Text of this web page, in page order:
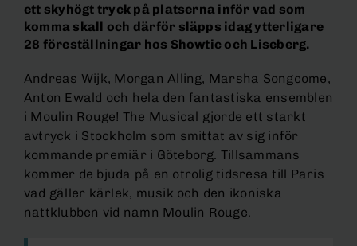
ett skyhögt tryck på platserna inför vad som
komma skall och därför släpps idag ytterligare
28 föreställningar hos Showtic och Liseberg.
Andreas Wijk, Morgan Alling, Marsha Songcome,
Anton Ewald och hela den fantastiska ensemblen
i Moulin Rouge! The Musical gjorde ett starkt
avtryck i Stockholm som smittat av sig inför
kommande premiär i Göteborg. Tillsammans
kommer de bjuda på en otrolig tidsresa till Paris
vad gäller kärlek, musik och den ikoniska
nattklubben vid namn Moulin Rouge.